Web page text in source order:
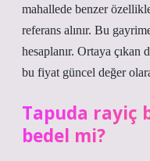
mahallede benzer
referans alınır. Bu
hesaplanır. Ortaya çıkan
bu fiyat güncel değer
Tapuda rayiç
bedel mi?